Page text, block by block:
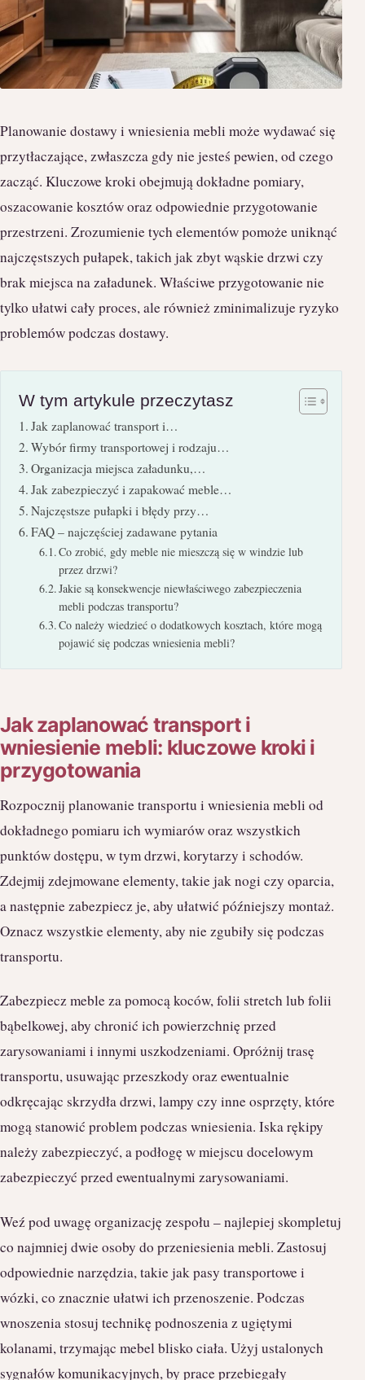
Planowanie dostawy i wniesienia mebli może wydawać się
przytłaczające, zwłaszcza gdy nie jesteś pewien, od czego
zacząć. Kluczowe kroki obejmują dokładne pomiary,
oszacowanie kosztów oraz odpowiednie przygotowanie
przestrzeni. Zrozumienie tych elementów pomoże uniknąć
najczęstszych pułapek, takich jak zbyt wąskie drzwi czy
brak miejsca na załadunek. Właściwe przygotowanie nie
tylko ułatwi cały proces, ale również zminimalizuje ryzyko
problemów podczas dostawy.
W tym artykule przeczytasz
Jak zaplanować transport i…
Wybór firmy transportowej i rodzaju…
Organizacja miejsca załadunku,…
Jak zabezpieczyć i zapakować meble…
Najczęstsze pułapki i błędy przy…
FAQ – najczęściej zadawane pytania
Co zrobić, gdy meble nie mieszczą się w windzie lub
przez drzwi?
Jakie są konsekwencje niewłaściwego zabezpieczenia
mebli podczas transportu?
Co należy wiedzieć o dodatkowych kosztach, które mogą
pojawić się podczas wniesienia mebli?
Jak zaplanować transport i
wniesienie mebli: kluczowe kroki i
przygotowania
Rozpocznij planowanie transportu i wniesienia mebli od
dokładnego pomiaru ich wymiarów oraz wszystkich
punktów dostępu, w tym drzwi, korytarzy i schodów.
Zdejmij zdejmowane elementy, takie jak nogi czy oparcia,
a następnie zabezpiecz je, aby ułatwić późniejszy montaż.
Oznacz wszystkie elementy, aby nie zgubiły się podczas
transportu.
Zabezpiecz meble za pomocą koców, folii stretch lub folii
bąbelkowej, aby chronić ich powierzchnię przed
zarysowaniami i innymi uszkodzeniami. Opróżnij trasę
transportu, usuwając przeszkody oraz ewentualnie
odkręcając skrzydła drzwi, lampy czy inne osprzęty, które
mogą stanowić problem podczas wniesienia. Iska rękipy
należy zabezpieczyć, a podłogę w miejscu docelowym
zabezpieczyć przed ewentualnymi zarysowaniami.
Weź pod uwagę organizację zespołu – najlepiej skompletuj
co najmniej dwie osoby do przeniesienia mebli. Zastosuj
odpowiednie narzędzia, takie jak pasy transportowe i
wózki, co znacznie ułatwi ich przenoszenie. Podczas
wnoszenia stosuj technikę podnoszenia z ugiętymi
kolanami, trzymając mebel blisko ciała. Użyj ustalonych
sygnałów komunikacyjnych, by prace przebiegały